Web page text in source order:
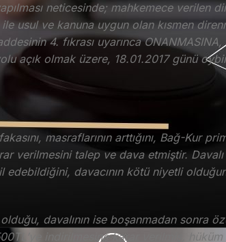
neticesinde; mahkemece verilen
usul ve kanuna uygun olan kısmen
4. fıkrası uyarınca ONANMASINA,
açık olmak üzere, 18.01.2017 günü
masraflarının arttığını, Bağ-Kur
verilmesini talep ve dava etmiştir.
edebildiğini, davacının kötü niyetli
davalının ise boşanmadan sonra
indirilmesine karar verilmiş, hüküm